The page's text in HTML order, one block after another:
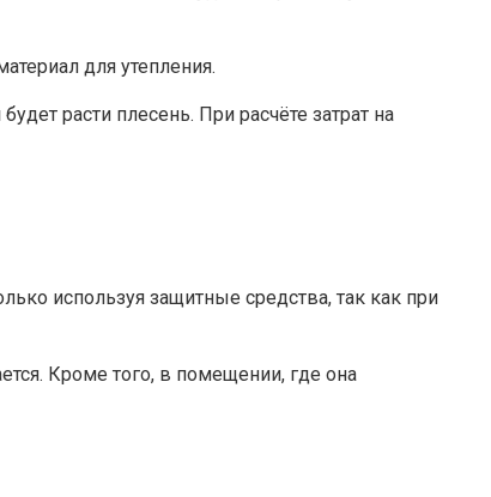
для утепления.
расти плесень. При расчёте затрат на
используя защитные средства, так как при
Кроме того, в помещении, где она